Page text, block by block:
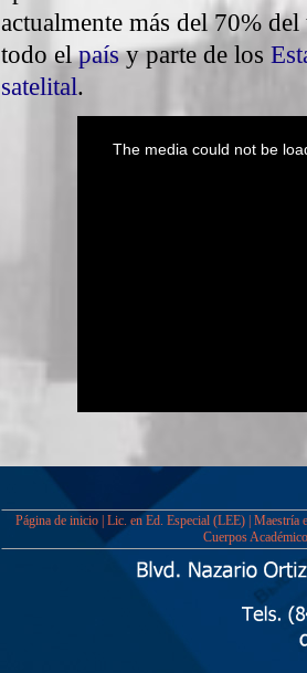
actualmente más del 70%
todo elpaísy parte de los
satelital.
The media could not be
Página de inicio Lic. en Ed. Especial (LEE) Maestría
Cuerpos